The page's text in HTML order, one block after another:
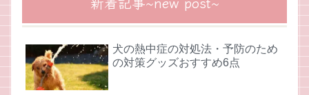
犬の熱中症の対処法・予防のため
の対策グッズおすすめ6点